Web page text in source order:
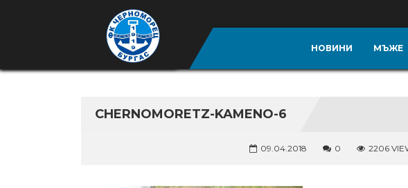
НОВИНИ МЪЖЕ
CHERNOMORETZ-KAMENO-6
09.04.2018 0 2206